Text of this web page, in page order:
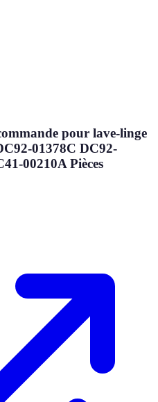
pour lave-linge
01378C DC92-
00210A Pièces